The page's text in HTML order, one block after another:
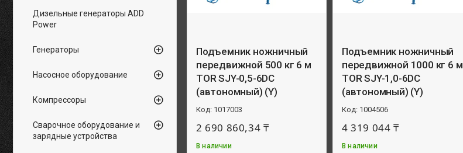
Подъемник ножничный
передвижной 500 кг 6 м
TOR SJY-0,5-6DC
(автономный) (Y)
1017003
2 690 860,34 ₸
В наличии
Подъемник ножничный
передвижной 1000 кг 6 м
TOR SJY-1,0-6DC
(автономный) (Y)
1004506
4 319 044 ₸
В наличии
Дизельные генераторы ADD
Power
Генераторы
Насосное оборудование
Компрессоры
Сварочное оборудование и
зарядные устройства